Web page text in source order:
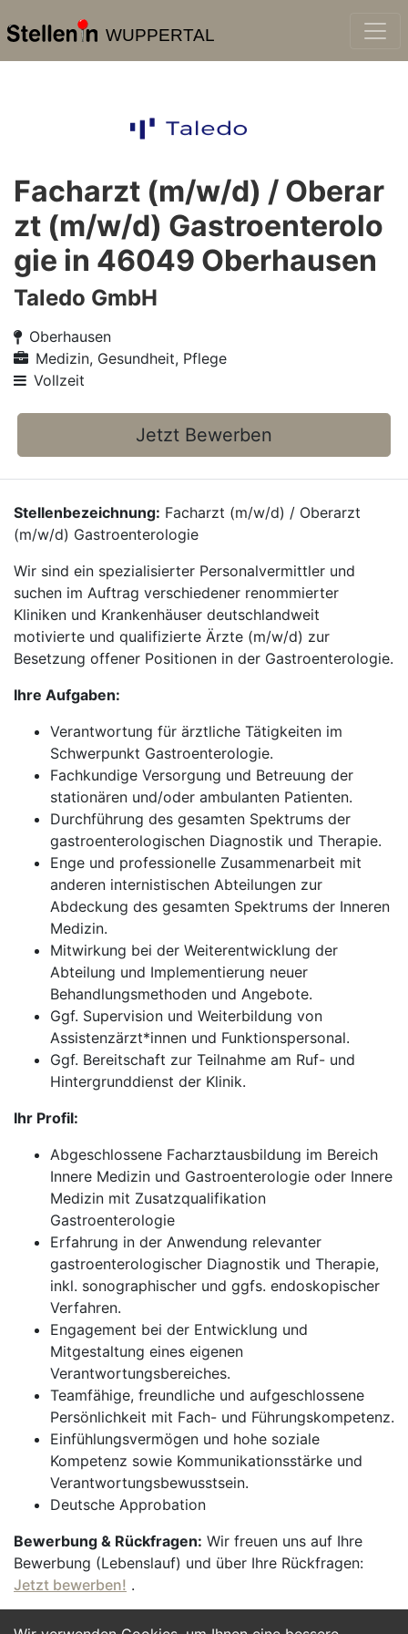
WUPPERTAL
Facharzt (m/w/d) / Oberar
zt (m/w/d) Gastroenterolo
gie in 46049 Oberhausen
Taledo GmbH
Oberhausen
Medizin, Gesundheit, Pflege
Vollzeit
Jetzt Bewerben
Stellenbezeichnung: Facharzt (m/w/d) / Oberarzt
(m/w/d) Gastroenterologie
Wir sind ein spezialisierter Personalvermittler und
suchen im Auftrag verschiedener renommierter
Kliniken und Krankenhäuser deutschlandweit
motivierte und qualifizierte Ärzte (m/w/d) zur
Besetzung offener Positionen in der Gastroenterologie.
Ihre Aufgaben:
Verantwortung für ärztliche Tätigkeiten im
Schwerpunkt Gastroenterologie.
Fachkundige Versorgung und Betreuung der
stationären und/oder ambulanten Patienten.
Durchführung des gesamten Spektrums der
gastroenterologischen Diagnostik und Therapie.
Enge und professionelle Zusammenarbeit mit
anderen internistischen Abteilungen zur
Abdeckung des gesamten Spektrums der Inneren
Medizin.
Mitwirkung bei der Weiterentwicklung der
Abteilung und Implementierung neuer
Behandlungsmethoden und Angebote.
Ggf. Supervision und Weiterbildung von
Assistenzärzt*innen und Funktionspersonal.
Ggf. Bereitschaft zur Teilnahme am Ruf- und
Hintergrunddienst der Klinik.
Ihr Profil:
Abgeschlossene Facharztausbildung im Bereich
Innere Medizin und Gastroenterologie oder Innere
Medizin mit Zusatzqualifikation
Gastroenterologie
Erfahrung in der Anwendung relevanter
gastroenterologischer Diagnostik und Therapie,
inkl. sonographischer und ggfs. endoskopischer
Verfahren.
Engagement bei der Entwicklung und
Mitgestaltung eines eigenen
Verantwortungsbereiches.
Teamfähige, freundliche und aufgeschlossene
Persönlichkeit mit Fach- und Führungskompetenz.
Einfühlungsvermögen und hohe soziale
Kompetenz sowie Kommunikationsstärke und
Verantwortungsbewusstsein.
Deutsche Approbation
Bewerbung & Rückfragen: Wir freuen uns auf Ihre
Bewerbung (Lebenslauf) und über Ihre Rückfragen:
Jetzt bewerben! .